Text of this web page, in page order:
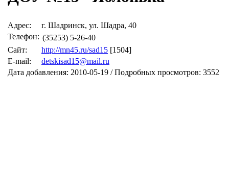
Адрес:
г. Шадринск, ул. Шадра, 40
Телефон: (35253) 5-26-40
Сайт:
http://mn45.ru/sad15 [1504]
E-mail:
detskisad15@mail.ru
Дата добавления: 2010-05-19 / Подробных просмотров: 3552